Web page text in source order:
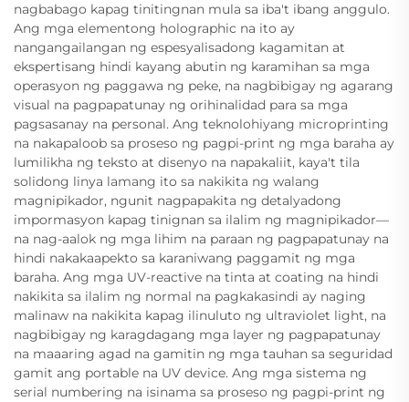
nagbabago kapag tinitingnan mula sa iba't ibang anggulo.
Ang mga elementong holographic na ito ay
nangangailangan ng espesyalisadong kagamitan at
ekspertisang hindi kayang abutin ng karamihan sa mga
operasyon ng paggawa ng peke, na nagbibigay ng agarang
visual na pagpapatunay ng orihinalidad para sa mga
pagsasanay na personal. Ang teknolohiyang microprinting
na nakapaloob sa proseso ng pagpi-print ng mga baraha ay
lumilikha ng teksto at disenyo na napakaliit, kaya't tila
solidong linya lamang ito sa nakikita ng walang
magnipikador, ngunit nagpapakita ng detalyadong
impormasyon kapag tinignan sa ilalim ng magnipikador—
na nag-aalok ng mga lihim na paraan ng pagpapatunay na
hindi nakakaapekto sa karaniwang paggamit ng mga
baraha. Ang mga UV-reactive na tinta at coating na hindi
nakikita sa ilalim ng normal na pagkakasindi ay naging
malinaw na nakikita kapag ilinuluto ng ultraviolet light, na
nagbibigay ng karagdagang mga layer ng pagpapatunay
na maaaring agad na gamitin ng mga tauhan sa seguridad
gamit ang portable na UV device. Ang mga sistema ng
serial numbering na isinama sa proseso ng pagpi-print ng